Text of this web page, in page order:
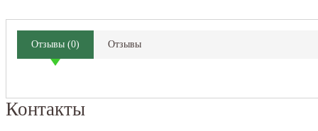
Отзывы (0) Отзывы
Контакты